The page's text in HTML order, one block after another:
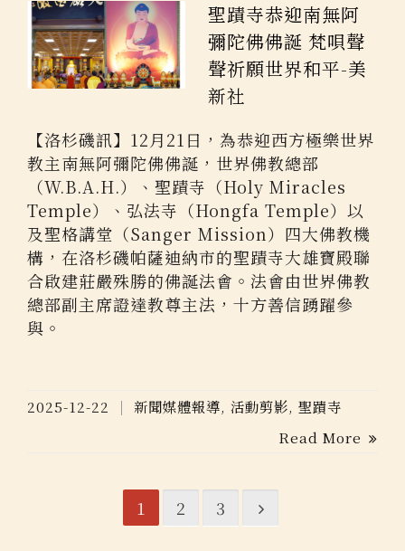
聖蹟寺恭迎南無阿
彌陀佛佛誕 梵唄聲
聲祈願世界和平-美
新社
【洛杉磯訊】12月21日，為恭迎西方極樂世界
教主南無阿彌陀佛佛誕，世界佛教總部
（W.B.A.H.）、聖蹟寺（Holy Miracles
Temple）、弘法寺（Hongfa Temple）以
及聖格講堂（Sanger Mission）四大佛教機
構，在洛杉磯帕薩迪納市的聖蹟寺大雄寶殿聯
合啟建莊嚴殊勝的佛誕法會。法會由世界佛教
總部副主席證達教尊主法，十方善信踴躍參
與。
2025-12-22 新聞媒體報導, 活動剪影, 聖蹟寺
Read More
1 2 3